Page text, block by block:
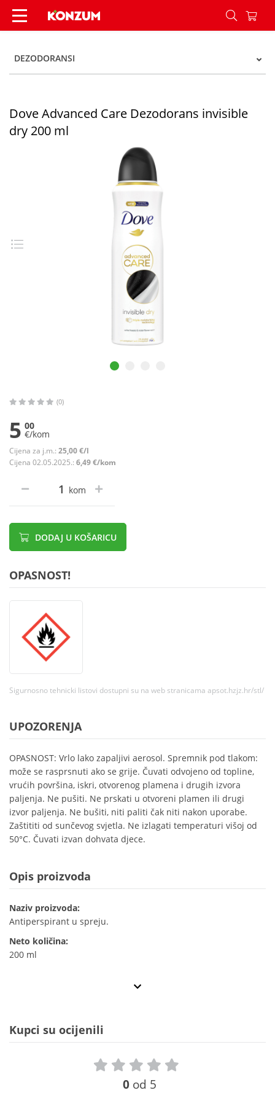
Dove Advanced Care Dezodorans invisible dry
DEZODORANSI
Dove Advanced Care Dezodorans invisible
dry 200 ml
(0)
5 00
€/kom
Cijena za j.m.: 25,00 €/l
Cijena 02.05.2025.: 6,49 €/kom
kom
DODAJ U KOŠARICU
OPASNOST!
Sigurnosno tehnicki listovi dostupni su na web stranicama apsot.hzjz.hr/stl/
UPOZORENJA
OPASNOST: Vrlo lako zapaljivi aerosol. Spremnik pod tlakom:
može se rasprsnuti ako se grije. Čuvati odvojeno od topline,
vrućih površina, iskri, otvorenog plamena i drugih izvora
paljenja. Ne pušiti. Ne prskati u otvoreni plamen ili drugi
izvor paljenja. Ne bušiti, niti paliti čak niti nakon uporabe.
Zaštititi od sunčevog svjetla. Ne izlagati temperaturi višoj od
50°C. Čuvati izvan dohvata djece.
Opis proizvoda
Naziv proizvoda:
Antiperspirant u spreju.
Neto količina:
200 ml
Kupci su ocijenili
0 od 5